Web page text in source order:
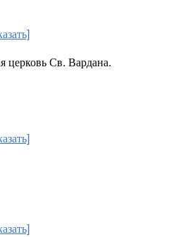
церковь Св. Вардана.